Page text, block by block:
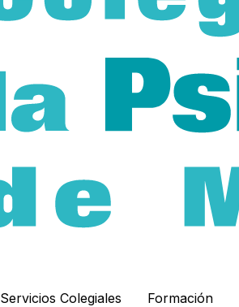
Servicios Colegiales Formación